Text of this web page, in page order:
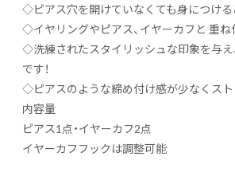
◇ピアス穴を開けていなくても身につける
◇イヤリングやピアス、イヤーカフと 重ね
◇洗練されたスタイリッシュな印象を与え
です！
◇ピアスのような締め付け感が少なくスト
内容量
ピアス1点・イヤーカフ2点
イヤーカフフックは調整可能